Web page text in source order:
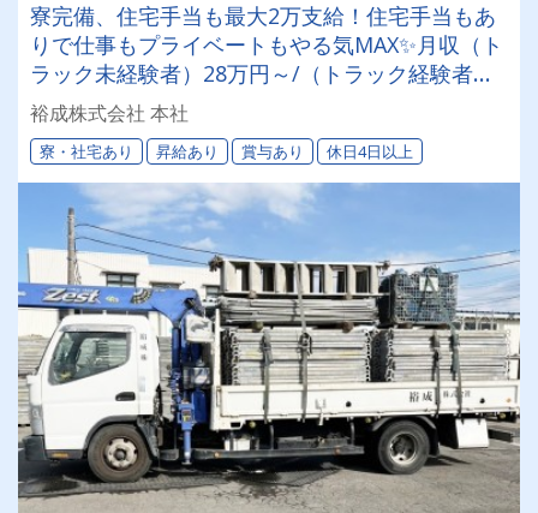
寮完備、住宅手当も最大2万支給！住宅手当もあ
りで仕事もプライベートもやる気MAX✨月収（ト
ラック未経験者）28万円～/（トラック経験者）
32万円～/（ユニック経験者）36万円～保障！
裕成株式会社 本社
寮・社宅あり 昇給あり 賞与あり 休日4日以上